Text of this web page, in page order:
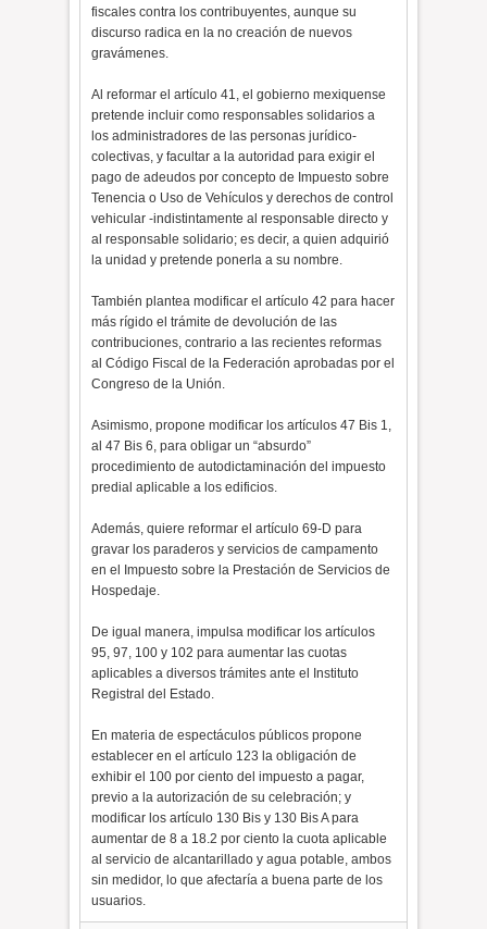
fiscales contra los contribuyentes, aunque su
discurso radica en la no creación de nuevos
gravámenes.
Al reformar el artículo 41, el gobierno mexiquense
pretende incluir como responsables solidarios a
los administradores de las personas jurídico-
colectivas, y facultar a la autoridad para exigir el
pago de adeudos por concepto de Impuesto sobre
Tenencia o Uso de Vehículos y derechos de control
vehicular -indistintamente al responsable directo y
al responsable solidario; es decir, a quien adquirió
la unidad y pretende ponerla a su nombre.
También plantea modificar el artículo 42 para hacer
más rígido el trámite de devolución de las
contribuciones, contrario a las recientes reformas
al Código Fiscal de la Federación aprobadas por el
Congreso de la Unión.
Asimismo, propone modificar los artículos 47 Bis 1,
al 47 Bis 6, para obligar un “absurdo”
procedimiento de autodictaminación del impuesto
predial aplicable a los edificios.
Además, quiere reformar el artículo 69-D para
gravar los paraderos y servicios de campamento
en el Impuesto sobre la Prestación de Servicios de
Hospedaje.
De igual manera, impulsa modificar los artículos
95, 97, 100 y 102 para aumentar las cuotas
aplicables a diversos trámites ante el Instituto
Registral del Estado.
En materia de espectáculos públicos propone
establecer en el artículo 123 la obligación de
exhibir el 100 por ciento del impuesto a pagar,
previo a la autorización de su celebración; y
modificar los artículo 130 Bis y 130 Bis A para
aumentar de 8 a 18.2 por ciento la cuota aplicable
al servicio de alcantarillado y agua potable, ambos
sin medidor, lo que afectaría a buena parte de los
usuarios.